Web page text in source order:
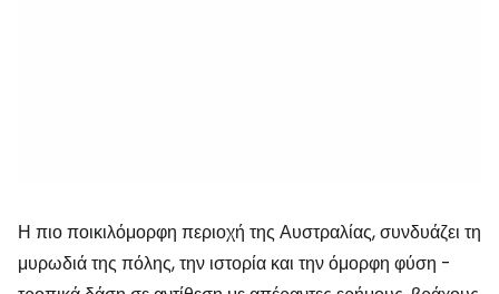
Η πιο ποικιλόμορφη περιοχή της Αυστραλίας, συνδυάζει τη
μυρωδιά της πόλης, την ιστορία και την όμορφη φύση -